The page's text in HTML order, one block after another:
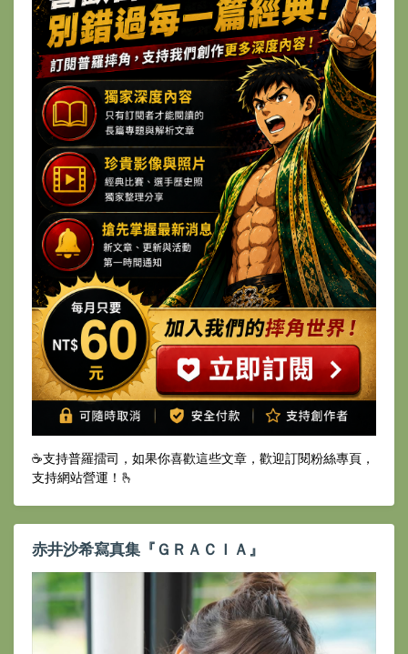
☕️支持普羅擂司，如果你喜歡這些文章，歡迎訂閱粉絲專頁，
支持網站營運！🫰
赤井沙希寫真集『ＧＲＡＣＩＡ』